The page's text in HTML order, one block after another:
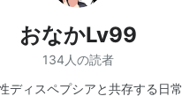
おなかLv99
134人の読者
ディスペプシアと共存する日常